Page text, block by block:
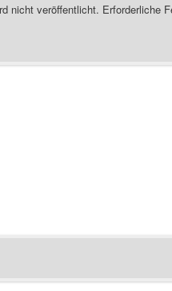
nicht veröffentlicht. Erforderliche